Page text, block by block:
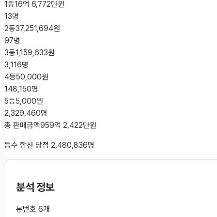
1등16억 6,772만원
13명
2등37,251,694원
97명
3등1,159,633원
3,116명
4등50,000원
148,150명
5등5,000원
2,329,460명
총 판매금액959억 2,422만원
등수 합산 당첨 2,480,836명
분석 정보
본번호 6개